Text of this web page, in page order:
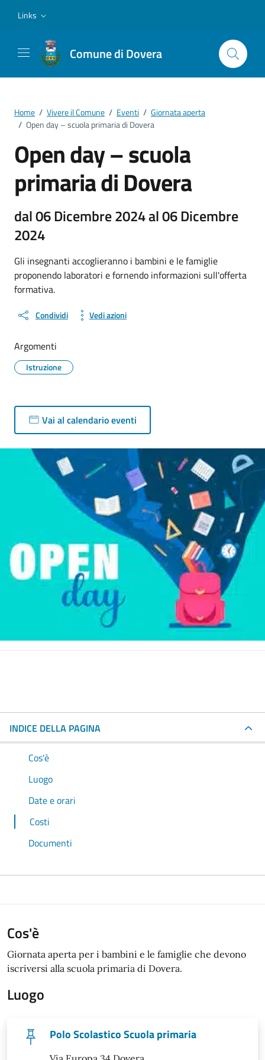
Links
Comune di Dovera
Home / Vivere il Comune / Eventi / Giornata aperta
/ Open day – scuola primaria di Dovera
Open day – scuola
primaria di Dovera
dal 06 Dicembre 2024 al 06 Dicembre
2024
Gli insegnanti accoglieranno i bambini e le famiglie
proponendo laboratori e fornendo informazioni sull'offerta
formativa.
Condividi Vedi azioni
Argomenti
Istruzione
Vai al calendario eventi
INDICE DELLA PAGINA
Cos'è
Luogo
Date e orari
Costi
Documenti
Cos'è
Giornata aperta per i bambini e le famiglie che devono
iscriversi alla scuola primaria di Dovera.
Luogo
Polo Scolastico Scuola primaria